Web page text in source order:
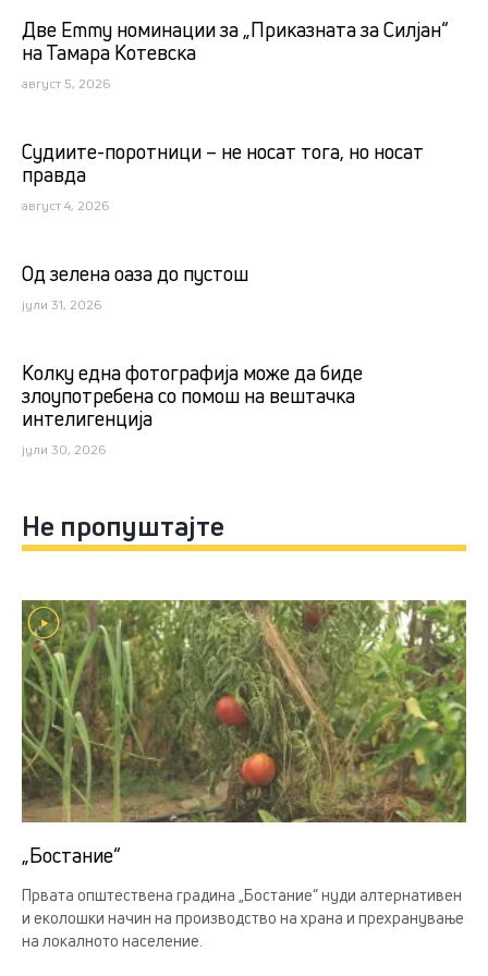
Две Emmy номинации за „Приказната за Силјан“
на Тамара Котевска
август 5, 2026
Судиите-поротници – не носат тога, но носат
правда
август 4, 2026
Од зелена оаза до пустош
јули 31, 2026
Kолку една фотографија може да биде
злоупотребена со помош на вештачка
интелигенција
јули 30, 2026
Не пропуштајте
„Бостание“
Првата општествена градина „Бостание“ нуди алтернативен
и еколошки начин на производство на храна и прехранување
на локалното население.